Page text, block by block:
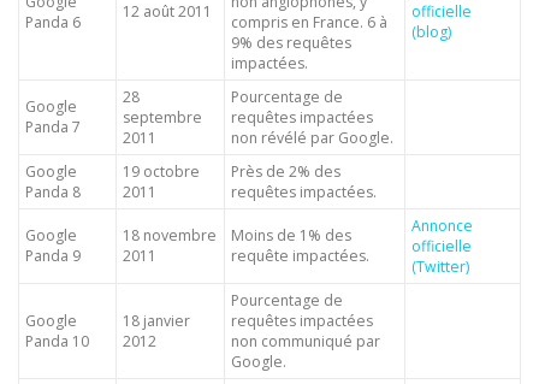
Panda 6
12 août 2011
compris en France. 6 à
9% des requêtes
impactées.
officielle
(blog)
Google
Panda 7
28
septembre
2011
Pourcentage de
requêtes impactées
non révélé par Google.
Google
Panda 8
19 octobre
2011
Près de 2% des
requêtes impactées.
Google
Panda 9
18 novembre
2011
Moins de 1% des
requête impactées.
Annonce
officielle
(Twitter)
Google
Panda 10
18 janvier
2012
Pourcentage de
requêtes impactées
non communiqué par
Google.